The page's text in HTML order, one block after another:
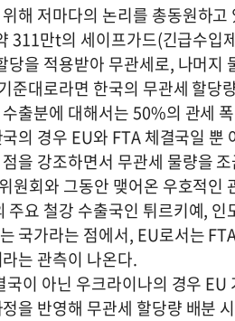
해 저마다의 논리를 총동원하고
311만t의 세이프가드(긴급수입
당을 적용받아 무관세로, 나머지
준대로라면 한국의 무관세 할
출분에 대해서는 50%의 관세
의 경우 EU와 FTA 체결국일
을 강조하면서 무관세 물량을
원회와 그동안 맺어온 우호적인
주요 철강 수출국인 튀르키예,
국가라는 점에서, EU로서는
는 관측이 나온다.
국이 아닌 우크라이나의 경우
을 반영해 무관세 할당량 배분